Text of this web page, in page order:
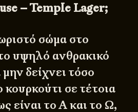
– Temple Lager;
σώμα στο
υψηλό ανθρακικό
δείχνει τόσο
κουρκούτι σε τέτοια
είναι το Α και το Ω,